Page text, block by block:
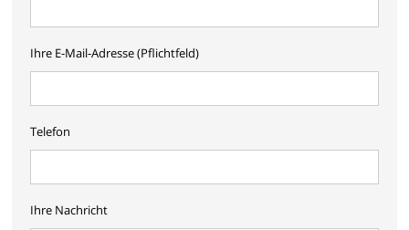
Ihre E-Mail-Adresse (Pflichtfeld)
Telefon
Ihre Nachricht